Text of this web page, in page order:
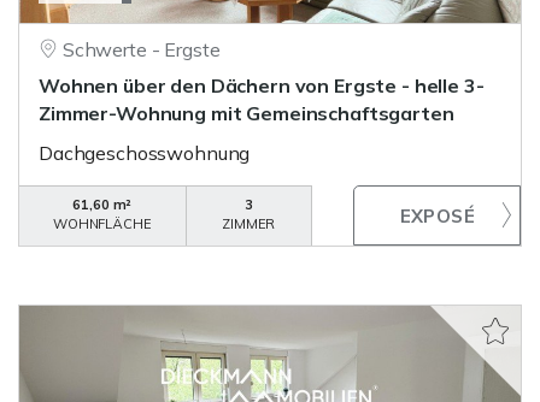
Schwerte - Ergste
Wohnen über den Dächern von Ergste - helle 3-
Zimmer-Wohnung mit Gemeinschaftsgarten
Dachgeschosswohnung
61,60 m²
WOHNFLÄCHE
3
ZIMMER